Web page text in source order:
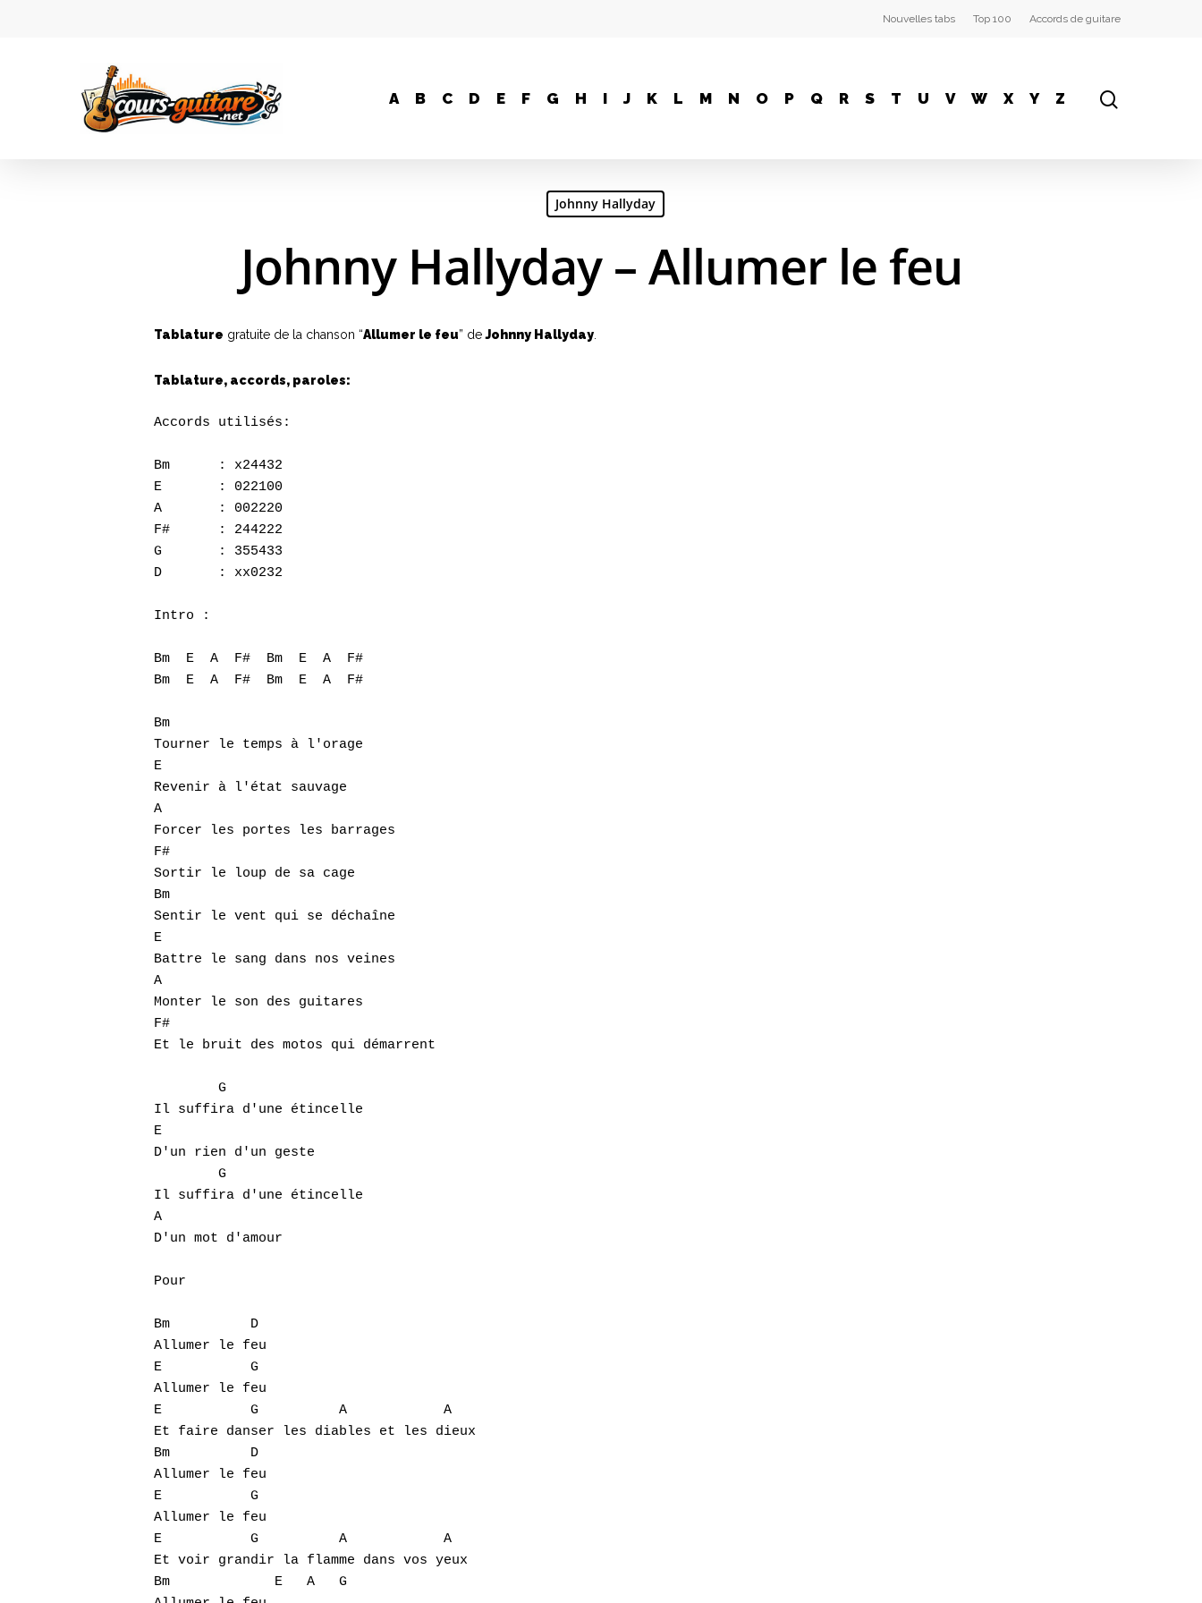
Nouvelles tabs Top 100 Accords de guitare
A B C D E F G H I J K L M N O P Q R S T U V W X Y Z
Johnny Hallyday
Johnny Hallyday – Allumer le feu
Tablature gratuite de la chanson “Allumer le feu” deJohnny Hallyday
Tablature, accords, paroles:
Accords utilisés:
Bm	: x24432
E	: 022100
A	: 002220
F#	: 244222
G	: 355433
D	: xx0232
Intro :
Bm  E  A  F#  Bm  E  A  F#
Bm  E  A  F#  Bm  E  A  F#
Bm
Tourner le temps à l'orage
E
Revenir à l'état sauvage
A
Forcer les portes les barrages
F#
Sortir le loup de sa cage
Bm
Sentir le vent qui se déchaîne
E
Battre le sang dans nos veines
A
Monter le son des guitares
F#
Et le bruit des motos qui démarrent
        G
Il suffira d'une étincelle
E
D'un rien d'un geste
        G
Il suffira d'une étincelle
A
D'un mot d'amour
Pour
Bm	    D
Allumer le feu
E	    G
Allumer le feu
E	    G	       A            A
Et faire danser les diables et les dieux
Bm          D
Allumer le feu
E           G
Allumer le feu
E           G          A            A
Et voir grandir la flamme dans vos yeux
Bm             E   A   G